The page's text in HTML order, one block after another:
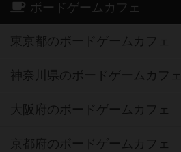
ボードゲームカフェ
東京都のボードゲームカフェ
神奈川県のボードゲームカフェ
大阪府のボードゲームカフェ
京都府のボードゲームカフェ